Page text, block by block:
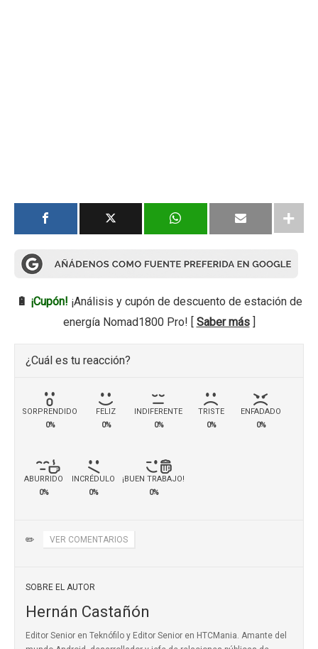
🔋 ¡Cupón! ¡Análisis y cupón de descuento de estación de
energía Nomad1800 Pro! [ Saber más]
¿Cuál es tu reacción?
SORPRENDIDO
0%
FELIZ
0%
INDIFERENTE
0%
TRISTE
0%
ENFADADO
0%
ABURRIDO
0%
INCRÉDULO
0%
¡BUEN TRABAJO!
0%
✏️ VER COMENTARIOS
SOBRE EL AUTOR
Hernán Castañón
Editor Senior en Teknófilo y Editor Senior en HTCMania. Amante del